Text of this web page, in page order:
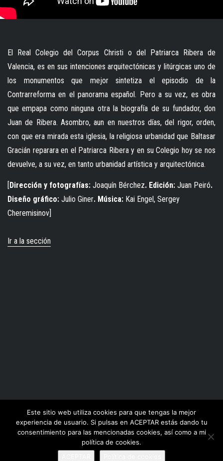
El Real Colegio del Corpus Christi o del Patriarca Ribera de
Valencia, es en sus intenciones arquitectónicas y litúrgicas uno de
los monumentos que mejor sintetiza el episodio de la
Contrarreforma en el panorama español. Pero a su vez, es obra
que empapa como ninguna otra la biografía de su fundador, don
Juan de Ribera. Asombro, aun en nuestros días, del rigor, orden,
con que era mirada esta iglesia, la religiosa urbanidad que Baltasar
Gracián reparara en el Patriarca Ribera y en su Colegio hoy se nos
devuelve, a su vez, en tanto urbanidad artística y arquitectónica.
[Dirección y fotografías: Joaquín Bérchez. Edición: Juan Peiró.
Diseño gráfico: Julio Giner. Música: Kai Engel, Sergey
Cheremisinov]
Ir a la sección
El Greco architeto de retablos
Este sitio web utiliza cookies para que tengas la mejor
experiencia de usuario. Si pulsas en ACEPTAR estás dando tu
consentimiento para las mencionadas cookies, así como a mi
política de cookies.